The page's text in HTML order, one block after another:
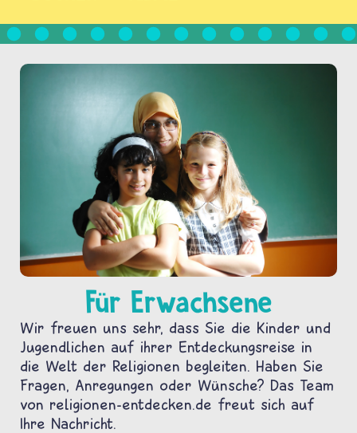
Für Erwachsene
Wir freuen uns sehr, dass Sie die Kinder und
Jugendlichen auf ihrer Entdeckungsreise in
die Welt der Religionen begleiten. Haben Sie
Fragen, Anregungen oder Wünsche? Das Team
von religionen-entdecken.de freut sich auf
Ihre Nachricht.